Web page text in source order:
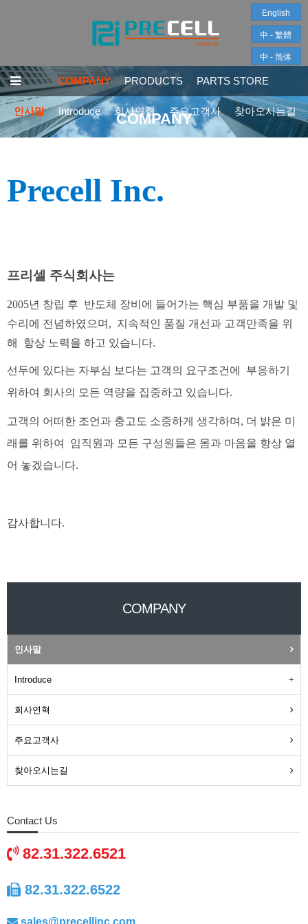
English
中 - 繁體
中 - 简体
COMPANY PRODUCTS PARTS STORE
인사말 Introduce 회사연혁 주요고객사 찾아오시는길
COMPANY
Precell Inc.
프리셀 주식회사는
2005년 창립 후 반도체 장비에 들어가는 핵심 부품을 개발 및
수리에 전념하였으며, 지속적인 품질 개선과 고객만족을 위
해 항상 노력을 하고 있습니다.
선두에 있다는 자부심 보다는 고객의 요구조건에 부응하기
위하여 회사의 모든 역량을 집중하고 있습니다.
고객의 어떠한 조언과 충고도 소중하게 생각하며, 더 밝은 미
래를 위하여 임직원과 모든 구성원들은 몸과 마음을 항상 열
어 놓겠습니다.
감사합니다.
COMPANY
인사말
Introduce
회사연혁
주요고객사
찾아오시는길
Contact Us
82.31.322.6521
82.31.322.6522
sales@precellinc.com